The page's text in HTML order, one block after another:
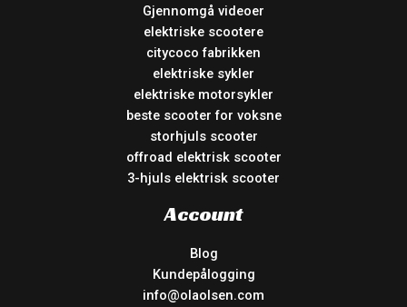
Gjennomgå videoer
elektriske scootere
citycoco fabrikken
elektriske sykler
elektriske motorsykler
beste scooter for voksne
storhjuls scooter
offroad elektrisk scooter
3-hjuls elektrisk scooter
Account
Blog
Kundepålogging
info@olaolsen.com